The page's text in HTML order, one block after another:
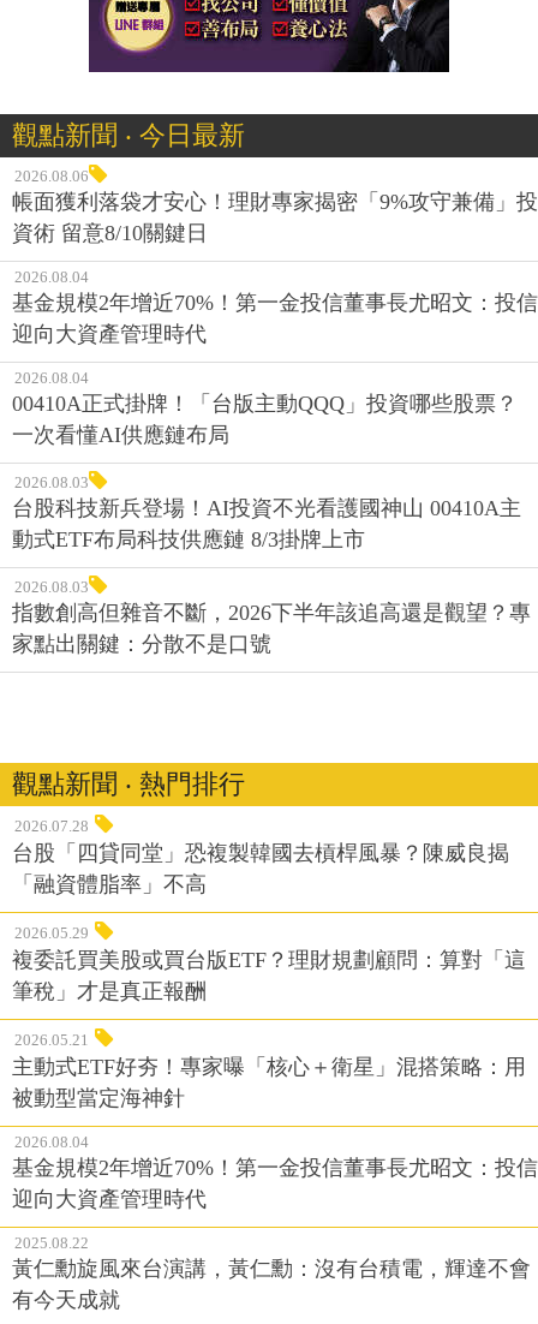
觀點新聞 ‧ 今日最新
2026.08.06
帳面獲利落袋才安心！理財專家揭密「9%攻守兼備」投
資術 留意8/10關鍵日
2026.08.04
基金規模2年增近70%！第一金投信董事長尤昭文：投信
迎向大資產管理時代
2026.08.04
00410A正式掛牌！「台版主動QQQ」投資哪些股票？
一次看懂AI供應鏈布局
2026.08.03
台股科技新兵登場！AI投資不光看護國神山 00410A主
動式ETF布局科技供應鏈 8/3掛牌上市
2026.08.03
指數創高但雜音不斷，2026下半年該追高還是觀望？專
家點出關鍵：分散不是口號
觀點新聞 ‧ 熱門排行
2026.07.28
台股「四貸同堂」恐複製韓國去槓桿風暴？陳威良揭
「融資體脂率」不高
2026.05.29
複委託買美股或買台版ETF？理財規劃顧問：算對「這
筆稅」才是真正報酬
2026.05.21
主動式ETF好夯！專家曝「核心＋衛星」混搭策略：用
被動型當定海神針
2026.08.04
基金規模2年增近70%！第一金投信董事長尤昭文：投信
迎向大資產管理時代
2025.08.22
黃仁勳旋風來台演講，黃仁勳：沒有台積電，輝達不會
有今天成就